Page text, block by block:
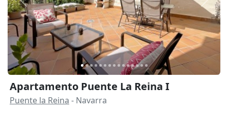
Anterior
Apartamento Puente La Reina I
Puente la Reina - Navarra